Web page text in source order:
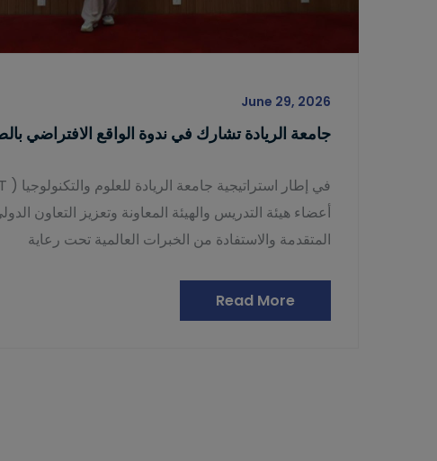
June 29, 2026
جامعة الريادة تشارك في ندوة الواقع الافتراضي
أعضاء هيئة التدريس والهيئة المعاونة وتعزيز التعاون
المتقدمة والاستفادة من الخبرات العالمية تحت رعاية
Read More